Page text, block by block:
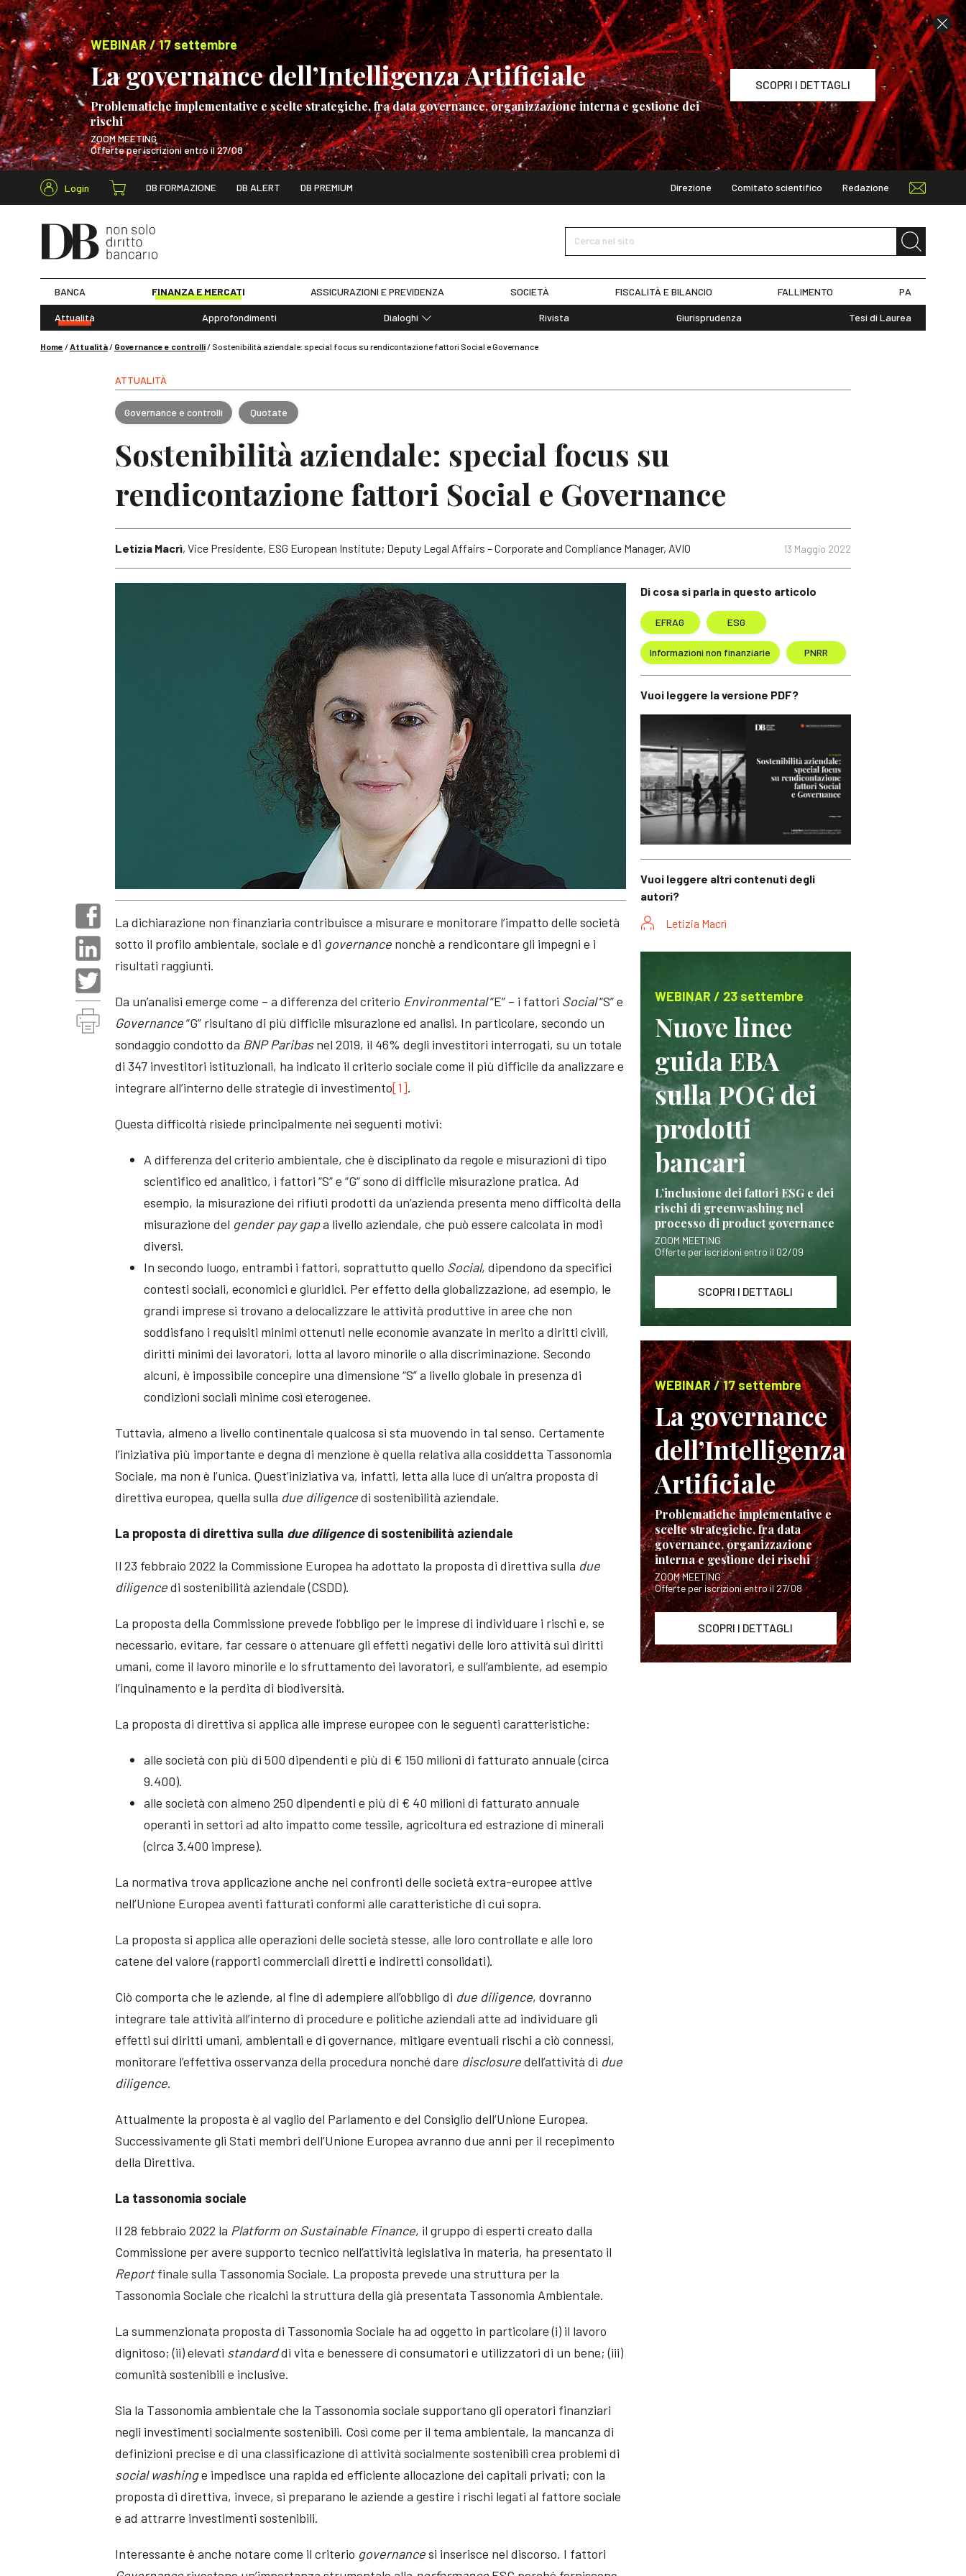
WEBINAR / 17 settembre
La governance dell’Intelligenza Artificiale
Problematiche implementative e scelte strategiche, fra data governance, organizzazione interna e gestione dei
rischi
ZOOM MEETING
Offerte per iscrizioni entro il 27/08
SCOPRI I DETTAGLI
WEBINAR / 17 settembre
Login DB FORMAZIONE DB ALERT DB PREMIUM Direzione Comitato scientifico Redazione
Cerca nel sito
Cerca nel sito
BANCA FINANZA E MERCATI ASSICURAZIONI E PREVIDENZA SOCIETÀ FISCALITÀ E BILANCIO FALLIMENTO PA
Attualità Approfondimenti
Dialoghi
Rivista Giurisprudenza Tesi di Laurea
Home /Attualità/ Governance e controlli/ Sostenibilità aziendale: special focus su rendicontazione fattori Social e Governance
ATTUALITÀ
Governance e controlli Quotate
Sostenibilità aziendale: special focus su
rendicontazione fattori Social e Governance
13 Maggio 2022
Letizia Macrì, Vice Presidente, ESG European Institute; Deputy Legal Affairs – Corporate and Compliance Manager, AVIO
La dichiarazione non finanziaria contribuisce a misurare e monitorare l’impatto delle società
sotto il profilo ambientale, sociale e di governance nonchè a rendicontare gli impegni e i
risultati raggiunti.
Da un’analisi emerge come – a differenza del criterio Environmental“E” – i fattori Social“S” e
Governance“G” risultano di più difficile misurazione ed analisi. In particolare, secondo un
sondaggio condotto da BNP Paribasnel 2019, il 46% degli investitori interrogati, su un totale
di 347 investitori istituzionali, ha indicato il criterio sociale come il più difficile da analizzare e
integrare all’interno delle strategie di investimento[1].
Questa difficoltà risiede principalmente nei seguenti motivi:
A differenza del criterio ambientale, che è disciplinato da regole e misurazioni di tipo
scientifico ed analitico, i fattori “S” e “G” sono di difficile misurazione pratica. Ad
esempio, la misurazione dei rifiuti prodotti da un’azienda presenta meno difficoltà della
misurazione del gender pay gapa livello aziendale, che può essere calcolata in modi
diversi.
In secondo luogo, entrambi i fattori, soprattutto quello Social, dipendono da specifici
contesti sociali, economici e giuridici. Per effetto della globalizzazione, ad esempio, le
grandi imprese si trovano a delocalizzare le attività produttive in aree che non
soddisfano i requisiti minimi ottenuti nelle economie avanzate in merito a diritti civili,
diritti minimi dei lavoratori, lotta al lavoro minorile o alla discriminazione. Secondo
alcuni, è impossibile concepire una dimensione “S” a livello globale in presenza di
condizioni sociali minime così eterogenee.
Tuttavia, almeno a livello continentale qualcosa si sta muovendo in tal senso. Certamente
l’iniziativa più importante e degna di menzione è quella relativa alla cosiddetta Tassonomia
Sociale, ma non è l’unica. Quest’iniziativa va, infatti, letta alla luce di un’altra proposta di
direttiva europea, quella sulla due diligencedi sostenibilità aziendale.
La proposta di direttiva sulla due diligencedi sostenibilità aziendale
Il 23 febbraio 2022 la Commissione Europea ha adottato la proposta di direttiva sulla due
diligencedi sostenibilità aziendale (CSDD).
La proposta della Commissione prevede l’obbligo per le imprese di individuare i rischi e, se
necessario, evitare, far cessare o attenuare gli effetti negativi delle loro attività sui diritti
umani, come il lavoro minorile e lo sfruttamento dei lavoratori, e sull’ambiente, ad esempio
l’inquinamento e la perdita di biodiversità.
La proposta di direttiva si applica alle imprese europee con le seguenti caratteristiche:
alle società con più di 500 dipendenti e più di € 150 milioni di fatturato annuale (circa
9.400).
alle società con almeno 250 dipendenti e più di € 40 milioni di fatturato annuale
operanti in settori ad alto impatto come tessile, agricoltura ed estrazione di minerali
(circa 3.400 imprese).
La normativa trova applicazione anche nei confronti delle società extra-europee attive
nell’Unione Europea aventi fatturati conformi alle caratteristiche di cui sopra.
La proposta si applica alle operazioni delle società stesse, alle loro controllate e alle loro
catene del valore (rapporti commerciali diretti e indiretti consolidati).
Ciò comporta che le aziende, al fine di adempiere all’obbligo di due diligence, dovranno
integrare tale attività all’interno di procedure e politiche aziendali atte ad individuare gli
effetti sui diritti umani, ambientali e di governance, mitigare eventuali rischi a ciò connessi,
monitorare l’effettiva osservanza della procedura nonché dare disclosuredell’attività di due
diligence.
Attualmente la proposta è al vaglio del Parlamento e del Consiglio dell’Unione Europea.
Successivamente gli Stati membri dell’Unione Europea avranno due anni per il recepimento
della Direttiva.
La tassonomia sociale
Il 28 febbraio 2022 la Platform on Sustainable Finance, il gruppo di esperti creato dalla
Commissione per avere supporto tecnico nell’attività legislativa in materia, ha presentato il
Reportfinale sulla Tassonomia Sociale. La proposta prevede una struttura per la
Tassonomia Sociale che ricalchi la struttura della già presentata Tassonomia Ambientale.
La summenzionata proposta di Tassonomia Sociale ha ad oggetto in particolare (i) il lavoro
dignitoso; (ii) elevati standarddi vita e benessere di consumatori e utilizzatori di un bene; (iii)
comunità sostenibili e inclusive.
Sia la Tassonomia ambientale che la Tassonomia sociale supportano gli operatori finanziari
negli investimenti socialmente sostenibili. Così come per il tema ambientale, la mancanza di
definizioni precise e di una classificazione di attività socialmente sostenibili crea problemi di
social washinge impedisce una rapida ed efficiente allocazione dei capitali privati; con la
proposta di direttiva, invece, si preparano le aziende a gestire i rischi legati al fattore sociale
e ad attrarre investimenti sostenibili.
Interessante è anche notare come il criterio governancesi inserisce nel discorso. I fattori
Di cosa si parla in questo articolo
EFRAG ESG
Informazioni non finanziarie PNRR
Vuoi leggere la versione PDF?
Vuoi leggere altri contenuti degli
autori?
Letizia Macrì
WEBINAR / 23 settembre
Nuove linee
guida EBA
sulla POG dei
prodotti
bancari
L’inclusione dei fattori ESG e dei
rischi di greenwashing nel
processo di product governance
ZOOM MEETING
Offerte per iscrizioni entro il 02/09
SCOPRI I DETTAGLI
WEBINAR / 17 settembre
La governance
dell’Intelligenza
Artificiale
Problematiche implementative e
scelte strategiche, fra data
governance, organizzazione
interna e gestione dei rischi
ZOOM MEETING
Offerte per iscrizioni entro il 27/08
SCOPRI I DETTAGLI